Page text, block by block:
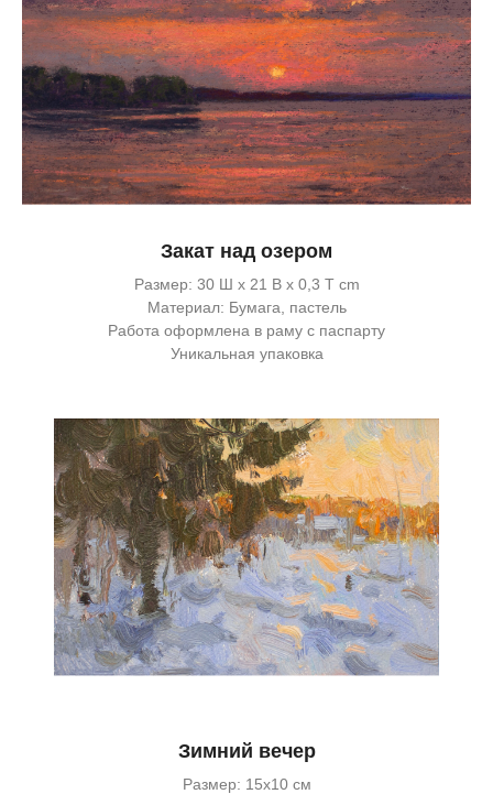
Закат над озером
Размер: 30 Ш x 21 В x 0,3 Т cm
Материал: Бумага, пастель
Работа оформлена в раму с паспарту
Уникальная упаковка
Зимний вечер
Размер: 15х10 см